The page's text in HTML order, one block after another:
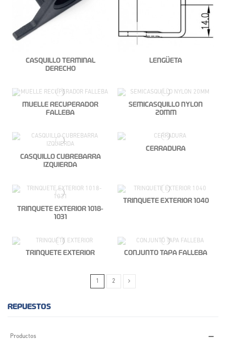
CASQUILLO TERMINAL
DERECHO
LENGÜETA
MUELLE RECUPERADOR
FALLEBA
SEMICASQUILLO NYLON
20MM
CASQUILLO CUBREBARRA
IZQUIERDA
CERRADURA
TRINQUETE EXTERIOR 1018-
1031
TRINQUETE EXTERIOR 1040
TRINQUETE EXTERIOR CONJUNTO TAPA FALLEBA
1 2
REPUESTOS
Productos